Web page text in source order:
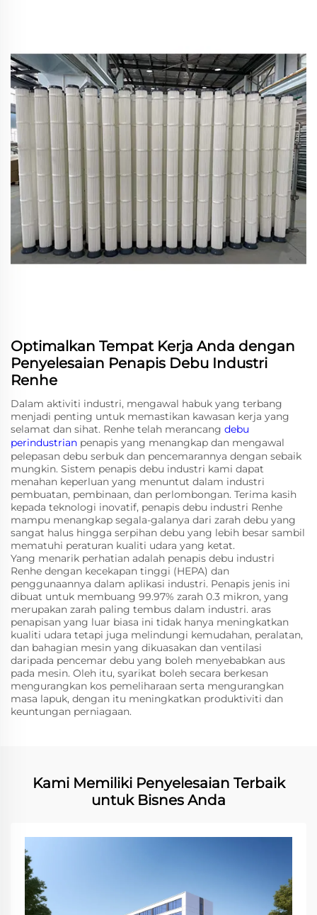
Optimalkan Tempat Kerja Anda dengan
Penyelesaian Penapis Debu Industri
Renhe
Dalam aktiviti industri, mengawal habuk yang terbang
menjadi penting untuk memastikan kawasan kerja yang
selamat dan sihat. Renhe telah merancang debu
perindustrian penapis yang menangkap dan mengawal
pelepasan debu serbuk dan pencemarannya dengan sebaik
mungkin. Sistem penapis debu industri kami dapat
menahan keperluan yang menuntut dalam industri
pembuatan, pembinaan, dan perlombongan. Terima kasih
kepada teknologi inovatif, penapis debu industri Renhe
mampu menangkap segala-galanya dari zarah debu yang
sangat halus hingga serpihan debu yang lebih besar sambil
mematuhi peraturan kualiti udara yang ketat.
Yang menarik perhatian adalah penapis debu industri
Renhe dengan kecekapan tinggi (HEPA) dan
penggunaannya dalam aplikasi industri. Penapis jenis ini
dibuat untuk membuang 99.97% zarah 0.3 mikron, yang
merupakan zarah paling tembus dalam industri. aras
penapisan yang luar biasa ini tidak hanya meningkatkan
kualiti udara tetapi juga melindungi kemudahan, peralatan,
dan bahagian mesin yang dikuasakan dan ventilasi
daripada pencemar debu yang boleh menyebabkan aus
pada mesin. Oleh itu, syarikat boleh secara berkesan
mengurangkan kos pemeliharaan serta mengurangkan
masa lapuk, dengan itu meningkatkan produktiviti dan
keuntungan perniagaan.
Kami Memiliki Penyelesaian Terbaik
untuk Bisnes Anda